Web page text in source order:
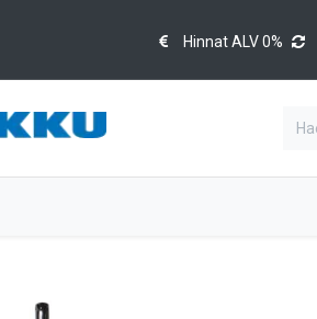
Hinnat ALV 0%